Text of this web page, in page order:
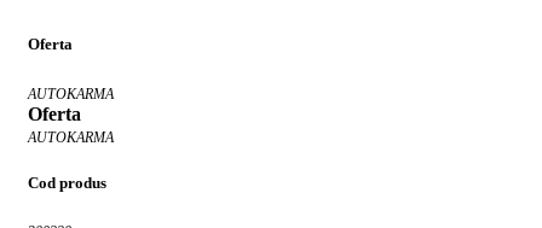
Oferta
AUTOKARMA
Oferta
AUTOKARMA
Cod produs